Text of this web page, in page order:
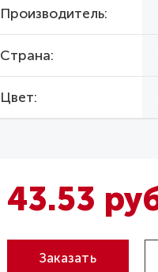
Производитель
Страна
Цвет
43.53
Заказать